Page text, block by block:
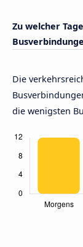
Zu welcher
Die
die wenigsten